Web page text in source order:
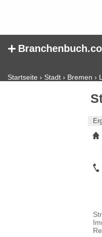
+
Startseite › Stadt › Bremen ›